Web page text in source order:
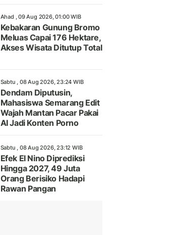
Ahad , 09 Aug 2026, 01:00 WIB
Kebakaran Gunung Bromo
Meluas Capai 176 Hektare,
Akses Wisata Ditutup Total
Sabtu , 08 Aug 2026, 23:24 WIB
Dendam Diputusin,
Mahasiswa Semarang Edit
Wajah Mantan Pacar Pakai
AI Jadi Konten Porno
Sabtu , 08 Aug 2026, 23:12 WIB
Efek El Nino Diprediksi
Hingga 2027, 49 Juta
Orang Berisiko Hadapi
Rawan Pangan